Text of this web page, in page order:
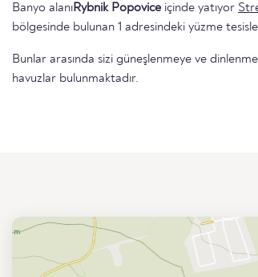
Banyo alanıRybnik Popovice içinde yatıyor
bölgesinde bulunan 1 adresindeki yüzme
Bunlar arasında sizi güneşlenmeye ve
havuzlar bulunmaktadır.